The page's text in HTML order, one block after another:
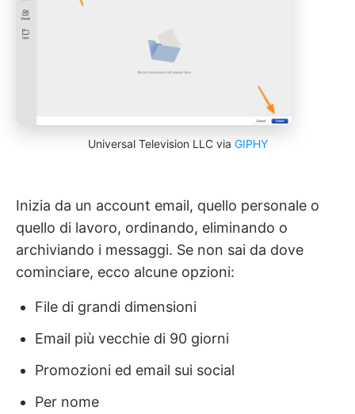
Universal Television LLC via GIPHY
Inizia da un account email, quello personale o
quello di lavoro, ordinando, eliminando o
archiviando i messaggi. Se non sai da dove
cominciare, ecco alcune opzioni:
File di grandi dimensioni
Email più vecchie di 90 giorni
Promozioni ed email sui social
Per nome